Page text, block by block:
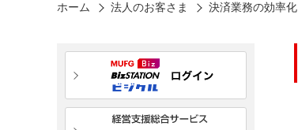
ホーム 法人のお客さま 決済業務の効率化